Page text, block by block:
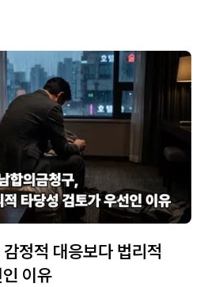
정적 대응보다 법리적
이유